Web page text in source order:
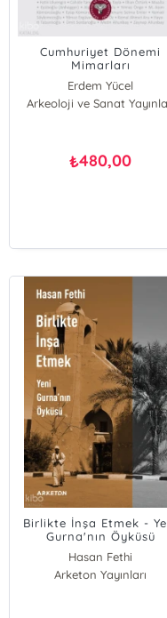
Cumhuriyet Dönemi
Mimarları
Erdem Yücel
Arkeoloji ve Sanat
₺480,00
Birlikte İnşa Etmek -
Gurna'nın Öyküsü
Hasan Fethi
Arketon Yayınları